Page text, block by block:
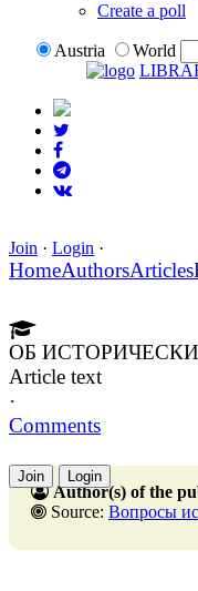
Create a poll
Austria
World
Join · Login ·
HomeAuthorsArticles
ОБ
Article text
·
Comments
Join Login
Author(s) of the
Source: Вопросы